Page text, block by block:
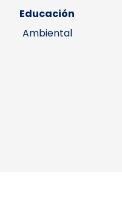
Educación
Ambiental